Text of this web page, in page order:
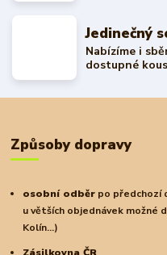
Jedinečný
Nabízíme i
dostupné
Způsoby dopravy
osobní odběr po předchozí
u větších objednávek možné
Kolín...)